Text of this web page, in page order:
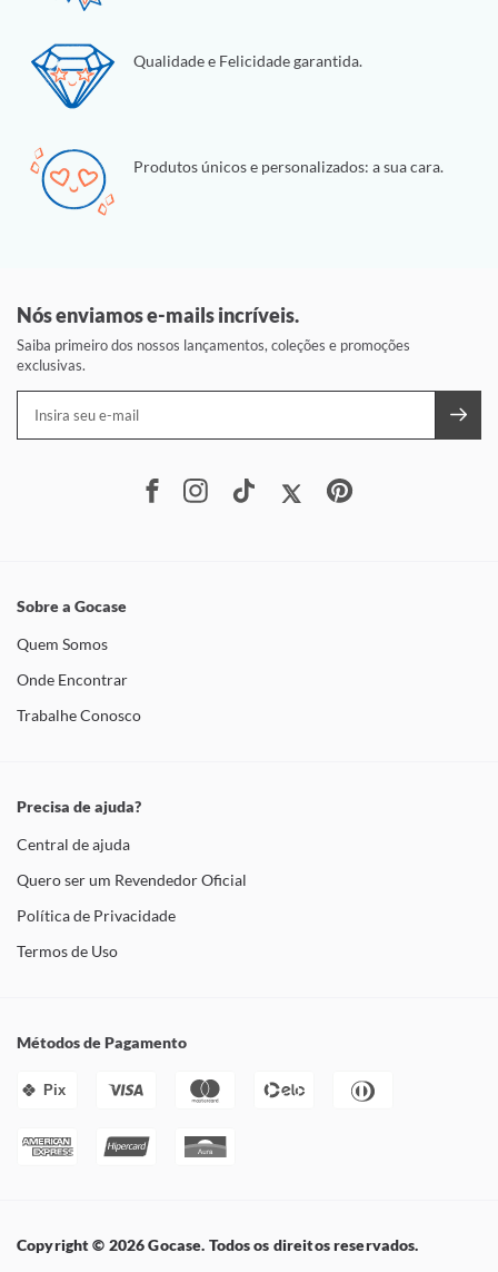
Qualidade e Felicidade garantida.
Produtos únicos e personalizados: a sua cara.
Nós enviamos e-mails incríveis.
Saiba primeiro dos nossos lançamentos, coleções e promoções
exclusivas.
Sobre a Gocase
Quem Somos
Onde Encontrar
Trabalhe Conosco
Precisa de ajuda?
Central de ajuda
Quero ser um Revendedor Oficial
Política de Privacidade
Termos de Uso
Métodos de Pagamento
Pix
Copyright © 2026 Gocase. Todos os direitos reservados.